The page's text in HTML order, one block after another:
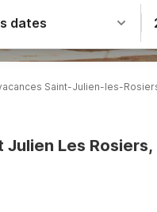
dates
Saint-Julien-les-
Les Rosiers,